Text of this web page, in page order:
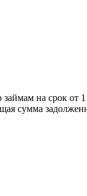
на срок от
сумма